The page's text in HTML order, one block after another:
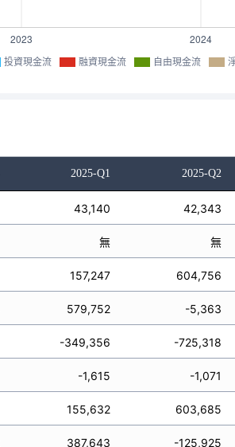
投資現金流 融資現金流 自由現金流
2025-Q1 2025-Q2
43,140 42,343
無 無
157,247 604,756
579,752 -5,363
-349,356 -725,318
-1,615 -1,071
155,632 603,685
387,643 -125,925